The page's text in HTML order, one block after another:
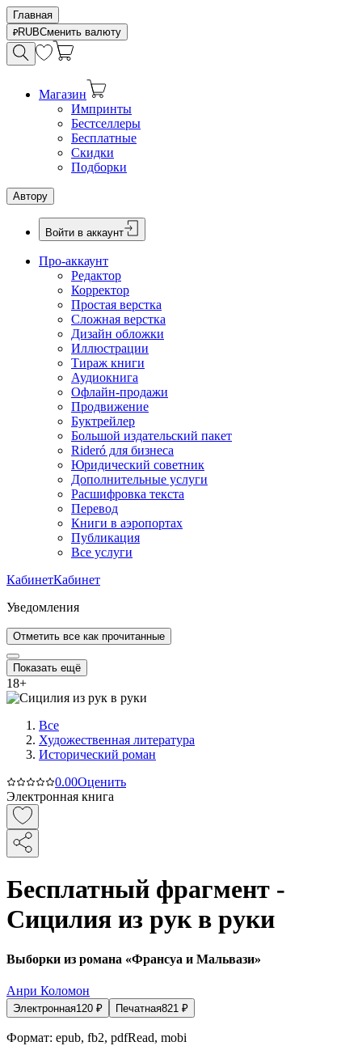
Главная
RUBСменить валюту
Магазин
Импринты
Бестселлеры
Бесплатные
Скидки
Подборки
Автору
Войти в аккаунт
Про-аккаунт
Редактор
Корректор
Простая верстка
Сложная верстка
Дизайн обложки
Иллюстрации
Тираж книги
Аудиокнига
Офлайн-продажи
Продвижение
Буктрейлер
Большой издательский пакет
Rideró для бизнеса
Юридический советник
Дополнительные услуги
Расшифровка текста
Перевод
Книги в аэропортах
Публикация
Все услуги
КабинетКабинет
Уведомления
Отметить все как прочитанные
Показать ещё
18+
Все
Художественная литература
Исторический роман
0.00Оценить
Электронная книга
Бесплатный фрагмент -
Сицилия из рук в руки
Выборки из романа «Франсуа и Мальвази»
Анри Коломон
Электронная120 ₽ Печатная821 ₽
Формат: epub, fb2, pdfRead, mobi